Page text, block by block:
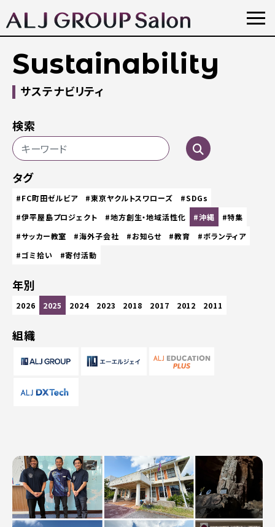
Sustainability
サステナビリティ
検索
タグ
#FC町田ゼルビア #東京ヤクルトスワローズ
#SDGs
#伊平屋島プロジェクト
#地方創生・地域活性化 #沖縄
#特集
#サッカー教室
#海外子会社 #お知らせ #教育
#ボランティア
#ゴミ拾い
#寄付活動
年別
2026 2025 2024 2023 2018 2017 2012 2011
組織